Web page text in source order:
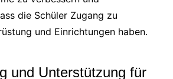
die Schüler Zugang zu
und Einrichtungen haben.
und Unterstützung für